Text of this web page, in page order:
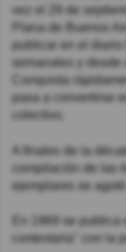
vez el 29 de
Plana de Buenos
publicar en el
semanales y desde
Conquista
pasa a convertirse
colectivo.
A finales de la
compilación de las
ejemplares se
En 1969 se
contestaria" con la